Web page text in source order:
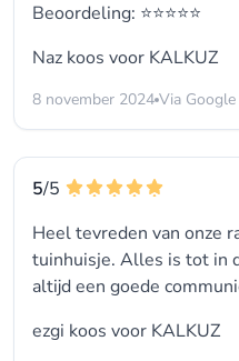
Beoordeling: ⭐⭐⭐⭐⭐
Naz koos voor KALKUZ
8 november 2024 Via Google
5/5
Heel tevreden van onze
tuinhuisje. Alles is tot in
altijd een goede
ezgi koos voor KALKUZ